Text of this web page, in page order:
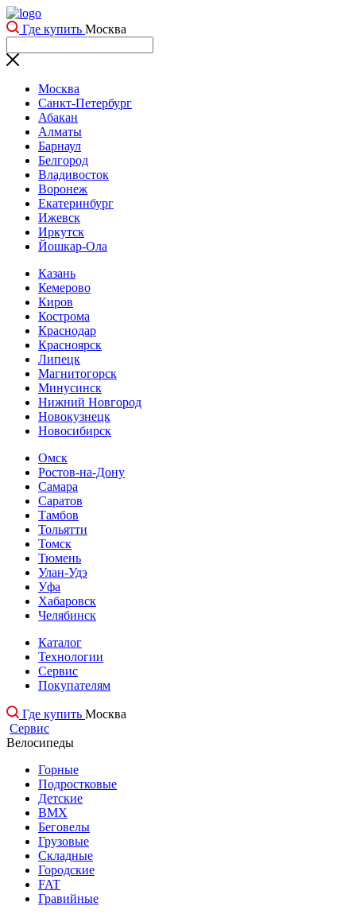
Где купить Москва
Москва
Санкт-Петербург
Абакан
Алматы
Барнаул
Белгород
Владивосток
Воронеж
Екатеринбург
Ижевск
Иркутск
Йошкар-Ола
Казань
Кемерово
Киров
Кострома
Краснодар
Красноярск
Липецк
Магнитогорск
Минусинск
Нижний Новгород
Новокузнецк
Новосибирск
Омск
Ростов-на-Дону
Самара
Саратов
Тамбов
Тольятти
Томск
Тюмень
Улан-Удэ
Уфа
Хабаровск
Челябинск
Каталог
Технологии
Сервис
Покупателям
Где купить Москва
Сервис
Велосипеды
Горные
Подростковые
Детские
BMX
Беговелы
Грузовые
Складные
Городские
FAT
Гравийные